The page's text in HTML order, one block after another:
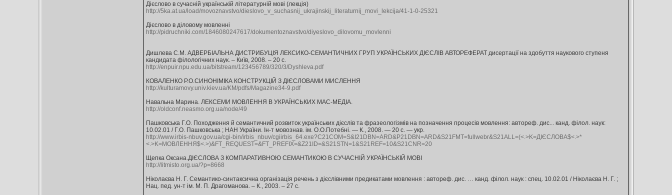
Дієслово в сучасній українській літературній мові (лекція)
http://5ka.at.ua/load/movoznavstvo/dieslovo_v_suchasnij_ukrajinskij_literaturnij_movi_lekcija/41-1-0-25321
Дієслово в діловому мовленні
http://pidruchniki.com/1846080247617/dokumentoznavstvo/diyeslovo_dilovomu_movlenni
Дишлева С.М. АДВЕРБІАЛЬНА ДИСТРИБУЦІЯ ЛЕКСИКО-СЕМАНТИЧНИХ ГРУП УКРАЇНСЬКИХ ДІЄСЛІВ АВТОРЕФЕРАТ дисертації на здобуття наукового ступеня
кандидата філологічних наук. – Київ, 2008. – 20 с.
http://enpuir.npu.edu.ua/bitstream/123456789/320/3/Dyshleva.pdf
КОВАЛЕНКО Р.О.СИНОНІМІКА КОНСТРУКЦІЙ З ДІЄСЛОВАМИ МИСЛЕННЯ
http://kulturamovy.univ.kiev.ua/KM/pdfs/Magazine34-9.pdf
Навальна Марина. ЛЕКСЕМИ МОВЛЕННЯ В УКРАЇНСЬКИХ МАС-МЕДІА.
http://oldconf.neasmo.org.ua/node/49
Пашковська Г.О. Походження й семантичний розвиток українських дієслів та фразеологізмів на позначення процесів мовлення: автореф. дис... канд. філол. наук:
10.02.01 / Г.О. Пашковська ; НАН України. Ін-т мовознав. ім. О.О.Потебні. — К., 2008. — 20 с. — укp.
http://www.irbis-nbuv.gov.ua/cgi-bin/irbis_nbuv/cgiirbis_64.exe?C21COM=S&I21DBN=ARD&P21DBN=ARD&S21FMT=fullwebr&S21ALL=(<.>K=ДІЄСЛОВА$<.>*
<.>K=МОВЛЕННЯ$<.>)&FT_REQUEST=&FT_PREFIX=&Z21ID=&S21STN=1&S21REF=10&S21CNR=20
Щепка Оксана.ДІЄСЛОВА З КОМПАРАТИВНОЮ СЕМАНТИКОЮ В СУЧАСНІЙ УКРАЇНСЬКІЙ МОВІ
http://litmisto.org.ua/?p=8668
Ніколаєва Н. Г. Семантико-синтаксична організація речень з дієслівними предикатами мовлення : автореф. дис. … канд. філол. наук : спец. 10.02.01 / Ніколаєва Н. Г. ;
Нац. пед. ун-т ім. М. П. Драгоманова. – К., 2003. – 27 с.